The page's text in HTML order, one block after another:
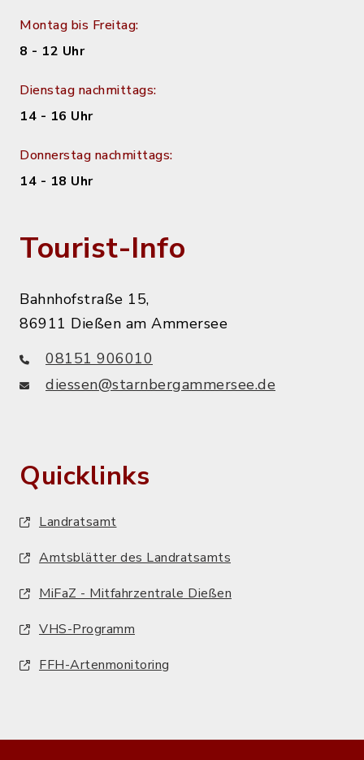
Montag bis Freitag:
8 - 12 Uhr
Dienstag nachmittags:
14 - 16 Uhr
Donnerstag nachmittags:
14 - 18 Uhr
Tourist-Info
Bahnhofstraße 15,
86911 Dießen am Ammersee
08151 906010
diessen@starnbergammersee.de
Quicklinks
Landratsamt
Amtsblätter des Landratsamts
MiFaZ - Mitfahrzentrale Dießen
VHS-Programm
FFH-Artenmonitoring